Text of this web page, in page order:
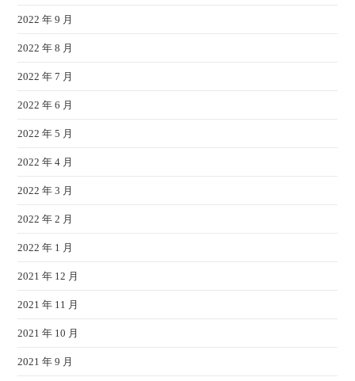
2022 年 9 月
2022 年 8 月
2022 年 7 月
2022 年 6 月
2022 年 5 月
2022 年 4 月
2022 年 3 月
2022 年 2 月
2022 年 1 月
2021 年 12 月
2021 年 11 月
2021 年 10 月
2021 年 9 月